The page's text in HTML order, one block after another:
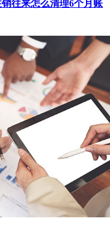
往来怎么清理6个月账